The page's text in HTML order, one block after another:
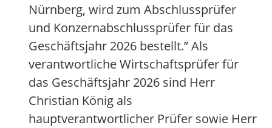
Nürnberg, wird zum Abschlussprüfer
und Konzernabschlussprüfer für das
Geschäftsjahr 2026 bestellt.” Als
verantwortliche Wirtschaftsprüfer für
das Geschäftsjahr 2026 sind Herr
Christian König als
hauptverantwortlicher Prüfer sowie Herr